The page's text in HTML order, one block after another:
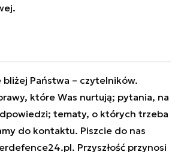
bliżej Państwa – czytelników.
które Was nurtują; pytania, na
tematy, o których trzeba
do kontaktu. Piszcie do nas
. Przyszłość przynosi